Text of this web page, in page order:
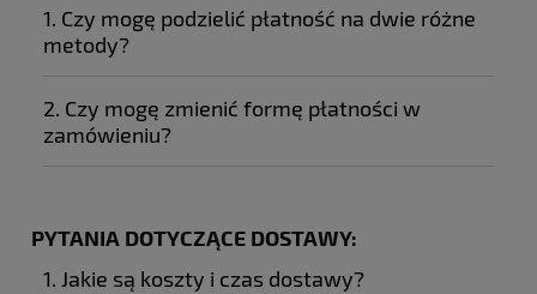
1. Czy mogę podzielić płatność na dwie różne
metody?
2. Czy mogę zmienić formę płatności w
zamówieniu?
PYTANIA DOTYCZĄCE DOSTAWY:
1. Jakie są koszty i czas dostawy?